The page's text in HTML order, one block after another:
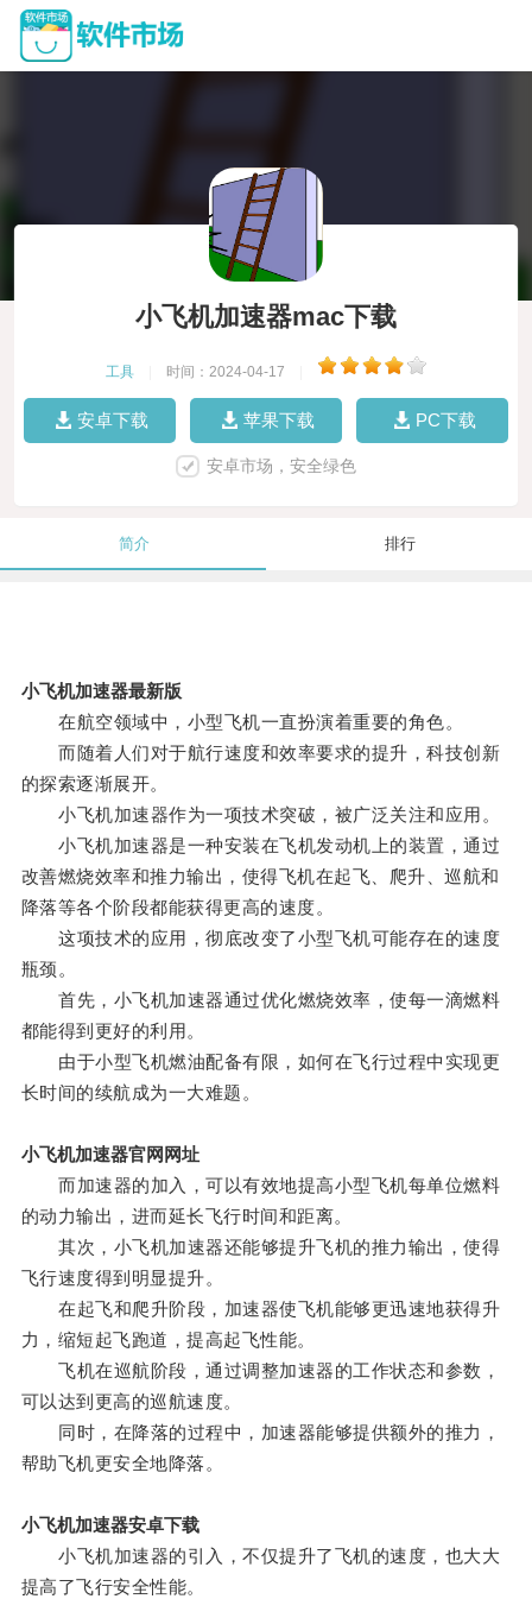
小飞机加速器mac下载
工具 时间：2024-04-17
安卓下载 苹果下载 PC下载
安卓市场，安全绿色
简介 排行
小飞机加速器最新版
在航空领域中，小型飞机一直扮演着重要的角色。
而随着人们对于航行速度和效率要求的提升，科技创新
的探索逐渐展开。
小飞机加速器作为一项技术突破，被广泛关注和应用。
小飞机加速器是一种安装在飞机发动机上的装置，通过
改善燃烧效率和推力输出，使得飞机在起飞、爬升、巡航和
降落等各个阶段都能获得更高的速度。
这项技术的应用，彻底改变了小型飞机可能存在的速度
瓶颈。
首先，小飞机加速器通过优化燃烧效率，使每一滴燃料
都能得到更好的利用。
由于小型飞机燃油配备有限，如何在飞行过程中实现更
长时间的续航成为一大难题。
小飞机加速器官网网址
而加速器的加入，可以有效地提高小型飞机每单位燃料
的动力输出，进而延长飞行时间和距离。
其次，小飞机加速器还能够提升飞机的推力输出，使得
飞行速度得到明显提升。
在起飞和爬升阶段，加速器使飞机能够更迅速地获得升
力，缩短起飞跑道，提高起飞性能。
飞机在巡航阶段，通过调整加速器的工作状态和参数，
可以达到更高的巡航速度。
同时，在降落的过程中，加速器能够提供额外的推力，
帮助飞机更安全地降落。
小飞机加速器安卓下载
小飞机加速器的引入，不仅提升了飞机的速度，也大大
提高了飞行安全性能。